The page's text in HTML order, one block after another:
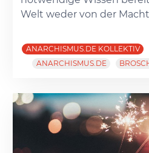
Welt weder von der
ANARCHISMUS.DE KOLLEKTIV
ANARCHISMUS.DE